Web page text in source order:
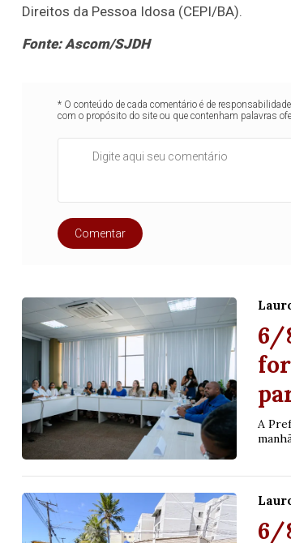
Direitos da Pessoa Idosa (CEPI/BA).
Fonte: Ascom/SJDH
* O conteúdo de cada comentário é de
com o propósito do site ou que contenham palavras
Comentar
6/
A
6/
23 24
detalhes
63 64